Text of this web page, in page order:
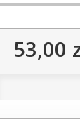
53,00